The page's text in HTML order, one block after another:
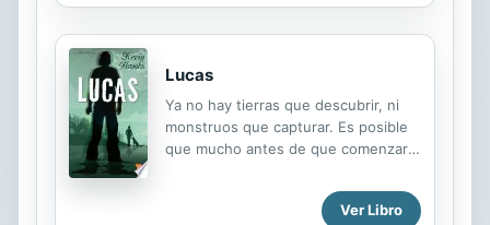
Lucas
Ya no hay tierras que descubrir, ni
monstruos que capturar. Es posible
que mucho antes de que comenzara
todo los tesoros y exploradas todas
las naves hundidas. Pero si uno
Ver Libro